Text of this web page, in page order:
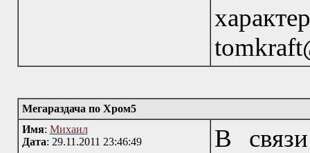
Мегараздача по Хром5
Имя: Михаил
Дата: 29.11.2011 23:46:49
В